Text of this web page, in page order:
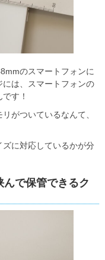
のスマートフォンに
は、スマートフォンの
す！
がついているなんて、
に対応しているかが分
で保管できるク